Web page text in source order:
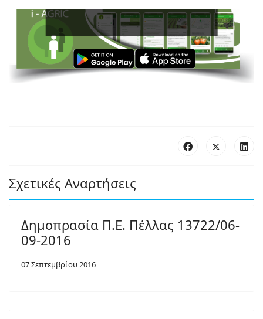
Σχετικές Αναρτήσεις
Δημοπρασία Π.Ε. Πέλλας 13722/06-
09-2016
07 Σεπτεμβρίου 2016